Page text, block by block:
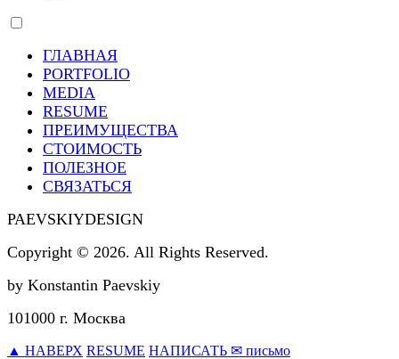
ГЛАВНАЯ
PORTFOLIO
MEDIA
RESUME
ПРЕИМУЩЕСТВА
СТОИМОСТЬ
ПОЛЕЗНОЕ
СВЯЗАТЬСЯ
PAEVSKIYDESIGN
Copyright © 2026. All Rights Reserved.
by Konstantin Paevskiy
101000 г. Москва
▲ НАВЕРХ RESUME НАПИСАТЬ ✉ письмо